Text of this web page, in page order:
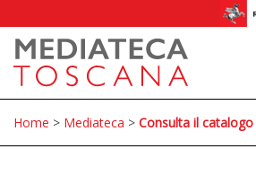
Home > Mediateca > Consulta il catalogo